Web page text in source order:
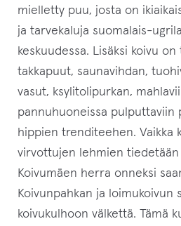
o
t
u
s
l
i
s
t
a
l
l
mielletty puu, josta on
ja tarvekaluja suomalais-
keskuudessa. Lisäksi koivu
takkapuut, saunavihdan,
vasut, ksylitolipurkan,
pannuhuoneissa pulputtaviin
hippien trenditeehen. Vaikka
virvottujen lehmien tiedetään
Koivumäen herra onneksi
Koivunpahkan ja loimukoivun
koivukulhoon välkettä. Tämä